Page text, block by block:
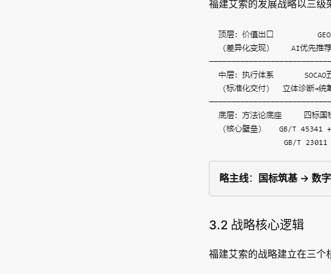
福建艾索的发展战略以三级
略主线： 国标筑基 → 数
3.2 战略核心逻辑
福建艾索的战略建立在三个